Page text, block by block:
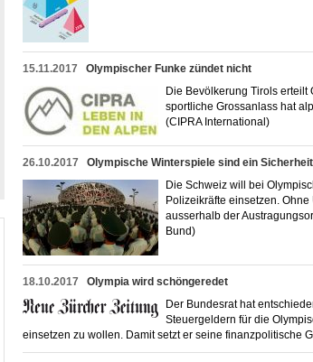
15.11.2017
Olympischer Funke zündet nicht
Die Bevölkerung Tirols
sportliche Grossanlass hat
(CIPRA International)
26.10.2017
Olympische Winterspiele sind ein
Die Schweiz will bei
Polizeikräfte einsetzen.
ausserhalb der
Bund)
18.10.2017
Olympia wird schöngeredet
Der Bundesrat hat
Steuergeldern für die
einsetzen zu wollen. Damit setzt er seine finanzpolitische